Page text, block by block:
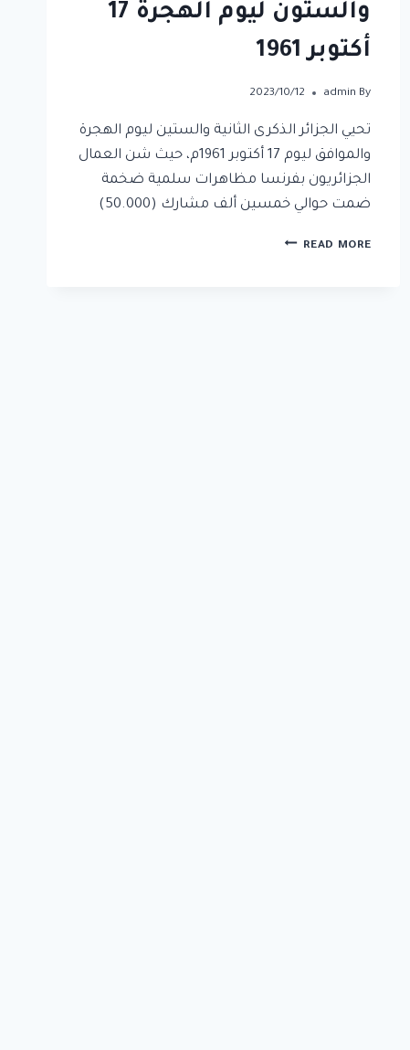
والستون ليوم الهجرة 17
أكتوبر 1961
By
admin
2023/10/12
تحيي الجزائر الذكرى الثانية والستين ليوم الهجرة
والموافق ليوم 17 أكتوبر 1961م، حيث شن العمال
الجزائريون بفرنسا مظاهرات سلمية ضخمة
ضمت حوالي خمسين ألف مشارك (50.000)
READ MORE